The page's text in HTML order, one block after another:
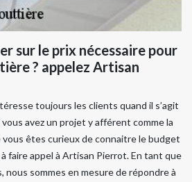
sur le prix nécessaire pour
? appelez Artisan
toujours les clients quand il s’agit
avez un projet y afférent comme la
êtes curieux de connaitre le budget
à faire appel à Artisan Pierrot. En tant que
sommes en mesure de répondre à